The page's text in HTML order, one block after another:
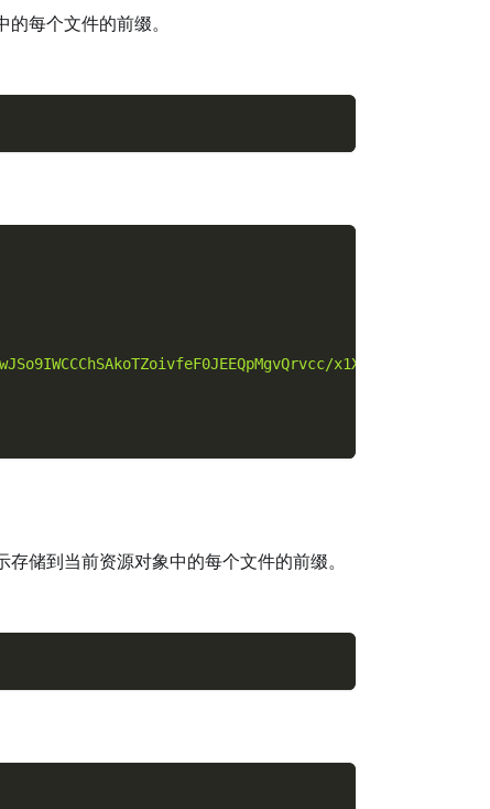
每个文件的前缀。
x1X/Zi/
存储到当前资源对象中的每个文件的前缀。